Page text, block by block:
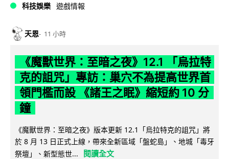
科技娛樂 遊戲情報
天恩 11 小時
《魔獸世界：至暗之夜》12.1 「烏拉特
克的詛咒」專訪：巢穴不為提高世界首
領門檻而設 《諸王之眠》縮短約 10 分
鐘
《魔獸世界：至暗之夜》版本更新 12.1「烏拉特克的詛咒」將
於 8 月 13 日正式上線，帶來全新區域「盤蛇島」、地城「毒牙
祭壇」、新型態世...
閱讀全文